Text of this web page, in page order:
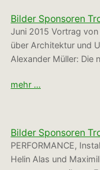
Bilder Sponsoren
Juni 2015 Vortrag
über Architektur und
Alexander Müller: Die
mehr …
Bilder Sponsoren
PERFORMANCE,
Helin Alas und